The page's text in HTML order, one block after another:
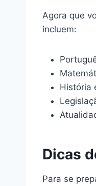
Agora que
incluem:
História
Dicas
Para se